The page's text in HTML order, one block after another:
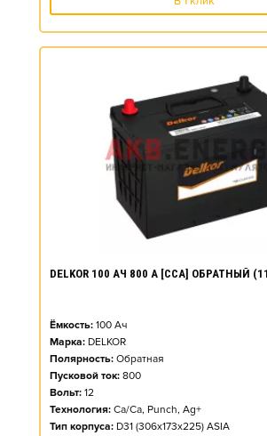
DELKOR 100 АЧ 800 А [CCA] ОБРАТНЫЙ
Ёмкость: 100 Ач
Марка: DELKOR
Полярность: Обратная
Пусковой ток: 800
Вольт: 12
Технология: Ca/Ca, Punch, Ag+
Тип корпуса: D31 (306x173x225) ASIA